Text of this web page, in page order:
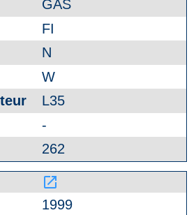
GAS
FI
N
W
L35
-
262
launch
1999